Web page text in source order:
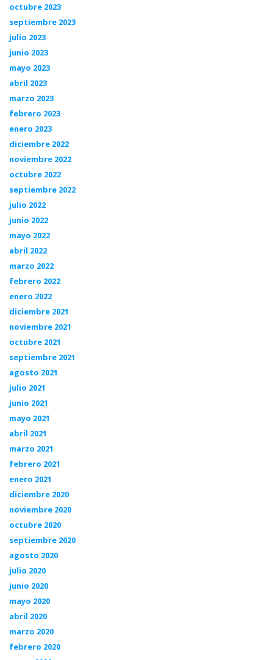
octubre 2023
septiembre 2023
julio 2023
junio 2023
mayo 2023
abril 2023
marzo 2023
febrero 2023
enero 2023
diciembre 2022
noviembre 2022
octubre 2022
septiembre 2022
julio 2022
junio 2022
mayo 2022
abril 2022
marzo 2022
febrero 2022
enero 2022
diciembre 2021
noviembre 2021
octubre 2021
septiembre 2021
agosto 2021
julio 2021
junio 2021
mayo 2021
abril 2021
marzo 2021
febrero 2021
enero 2021
diciembre 2020
noviembre 2020
octubre 2020
septiembre 2020
agosto 2020
julio 2020
junio 2020
mayo 2020
abril 2020
marzo 2020
febrero 2020